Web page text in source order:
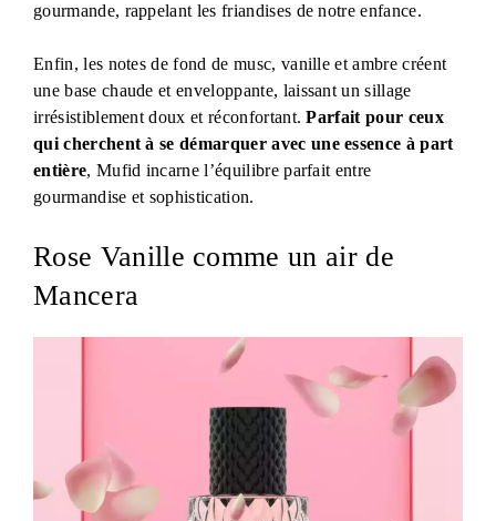
gourmande, rappelant les friandises de notre enfance.
Enfin, les notes de fond de musc, vanille et ambre créent
une base chaude et enveloppante, laissant un sillage
irrésistiblement doux et réconfortant.Parfait pour ceux
qui cherchent à se démarquer avec une essence à part
entière, Mufid incarne l’équilibre parfait entre
gourmandise et sophistication.
Rose Vanille comme un air de
Mancera